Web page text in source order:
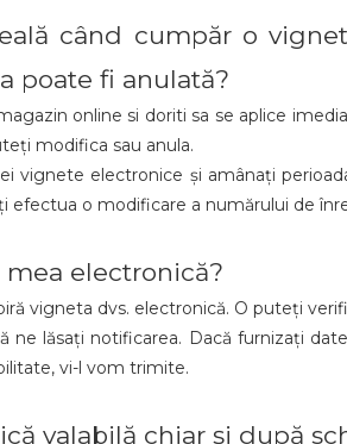
când cumpăr o
poate fi anulată?
online si doriti sa se aplice
modifica sau anula.
vignete electronice și amânați
o modificare a numărului de
electronică?
vigneta dvs. electronică. O puteți
ne lăsați notificarea. Dacă furnizați
vi-l vom trimite.
valabilă chiar și după